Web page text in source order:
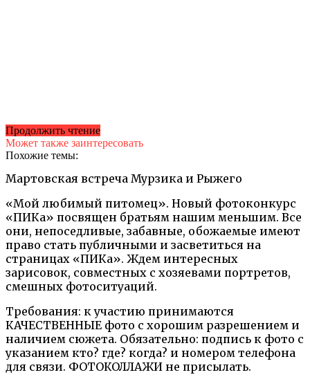
Мартовская встреча Мурзика и Рыжего
«Мой любимый питомец». Новый фотоконкурс
«ПИКа» посвящен братьям нашим меньшим. Все
они, непоседливые, забавные, обожаемые имеют
право стать публичными и засветиться на
страницах «ПИКа». Ждем интересных
зарисовок, совместных с хозяевами портретов,
смешных фотоситуаций.
Требования: к участию принимаются
КАЧЕСТВЕННЫЕ фото с хорошим разрешением и
наличием сюжета. Обязательно: подпись к фото с
указанием кто? где? когда? и номером телефона
для связи. ФОТОКОЛЛАЖИ не присылать.
Продолжить чтение
Может также заинтересовать
Похожие темы: